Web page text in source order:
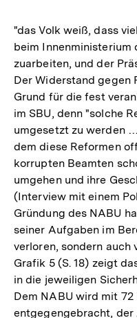
"das Volk weiß, dass
beim Innenministerium
zuarbeiten, und der
Der Widerstand gegen
Grund für die fest
im SBU, denn "solche
umgesetzt zu werden
dem diese Reformen
korrupten Beamten
umgehen und ihre
(Interview mit einem
Gründung des NABU
seiner Aufgaben im
verloren, sondern auch
Grafik 5 (S. 18) zeigt
in die jeweiligen
Dem NABU wird mit
entgegengebracht, der